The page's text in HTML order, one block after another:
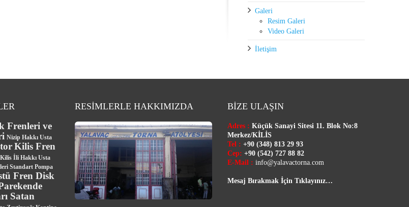
Galeri
Resim Galeri
Video Galeri
İletişim
Frenleri ve
Nizip Hakkı Usta
Kilis Fren
Kilis İli Hakkı Usta
Standart Pompa
Fren Disk
Satan
RESİMLERLE HAKKIMIZDA BİZE ULAŞIN
Adres : Küçük Sanayi Sitesi 11. Blok No:8
Merkez/KİLİS
Tel : +90 (348) 813 29 93
Cep: +90 (542) 727 88 82
E-Mail : info@yalavactorna.com
Mesaj Bırakmak İçin Tıklayınız…